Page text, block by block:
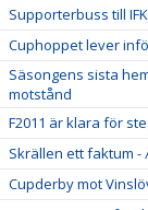
Supporterbuss till
Cuphoppet lever
Säsongens sista
motstånd
F2011 är klara för
Skrällen ett faktum
Cupderby mot